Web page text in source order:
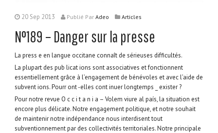
20 Sep 2013 Publié Par Adeo Articles
N°189 – Danger sur la presse
La press e en langue occitane connaît de sérieuses difficultés.
La plupart des pub licat ions sont associatives et fonctionnent
essentiellement grâce à l’engagement de bénévoles et avec l’aide de
subvent ions. Pourr ont -elles cont inuer longtemps _ exister ?
Pour notre revue O c c i t a n i a – Volem viure al país, la situation est
encore plus délicate. Notre engagement politique, et notre souhait
de maintenir notre indépendance nous interdisent tout
subventionnement par des collectivités territoriales. Notre principale